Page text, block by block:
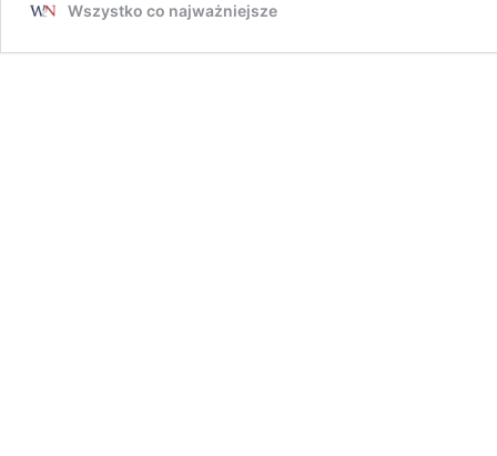
Wszystko co najważniejsze